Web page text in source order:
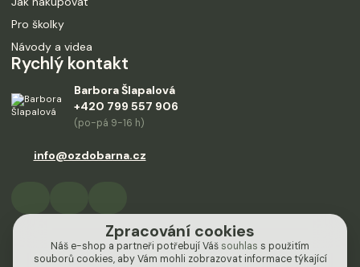
Pro školky
Návody a videa
Rychlý kontakt
Barbora Šlapalová
+420 799 557 906
(po-pá 9-16 h)
info@ozdobarna.cz
Zpracování cookies
Náš e-shop a partneři potřebují Váš souhlas s použitím
souborů cookies, aby Vám mohli zobrazovat informace týkající